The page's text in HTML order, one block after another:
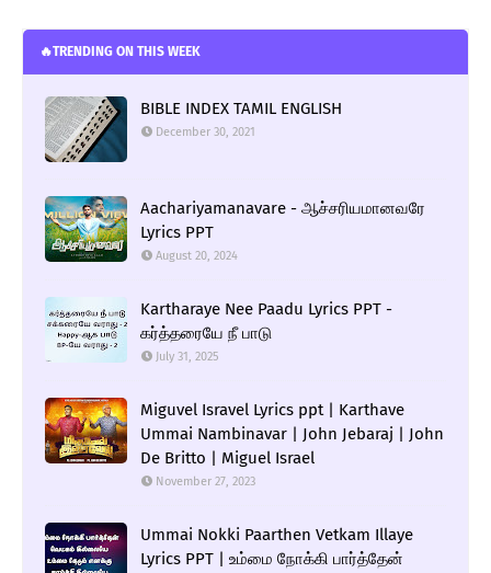
🔥TRENDING ON THIS WEEK
BIBLE INDEX TAMIL ENGLISH
December 30, 2021
Aachariyamanavare - ஆச்சரியமானவரே
Lyrics PPT
August 20, 2024
Kartharaye Nee Paadu Lyrics PPT -
கர்த்தரையே நீ பாடு
July 31, 2025
Miguvel Isravel Lyrics ppt | Karthave
Ummai Nambinavar | John Jebaraj | John
De Britto | Miguel Israel
November 27, 2023
Ummai Nokki Paarthen Vetkam Illaye
Lyrics PPT | உம்மை நோக்கி பார்த்தேன்